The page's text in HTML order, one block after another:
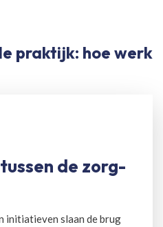
praktijk: hoe werk
de zorg-
initiatieven slaan de brug